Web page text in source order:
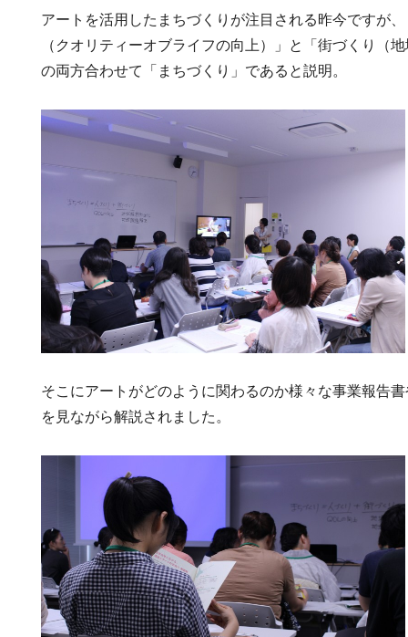
アートを活用したまちづくりが注目される昨今ですが
（クオリティーオブライフの向上）」と「街づくり（
の両方合わせて「まちづくり」であると説明。
そこにアートがどのように関わるのか様々な事業報告
を見ながら解説されました。